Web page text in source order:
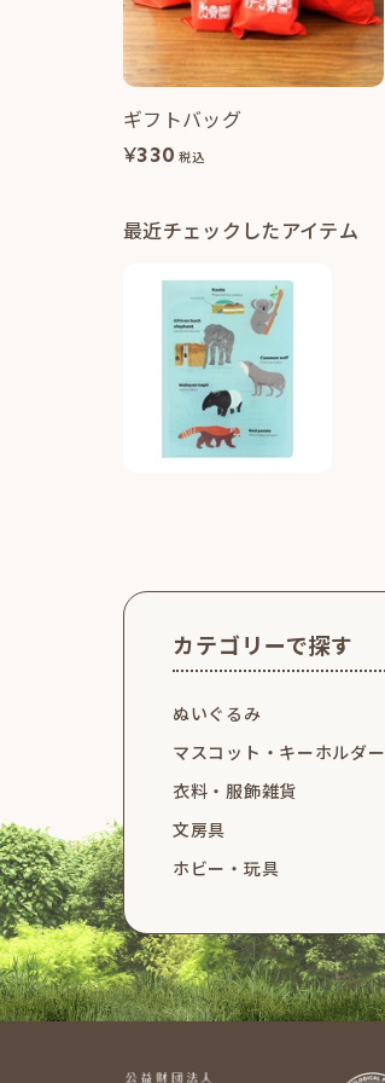
ギフトバッグ
¥330 税込
最近チェックしたアイテム
カテゴリーで探す
ぬいぐるみ
マスコット・ キーホルダー
衣料・服飾雑貨
文房具
ホビー・玩具